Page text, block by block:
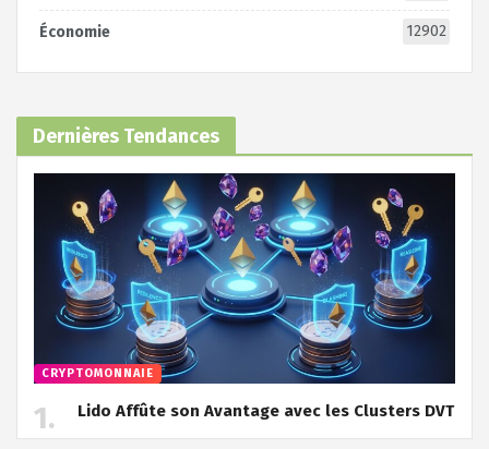
Économie 12902
Dernières Tendances
CRYPTOMONNAIE
Lido Affûte son Avantage avec les Clusters DVT